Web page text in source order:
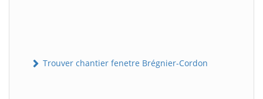
Trouver chantier fenetre Brégnier-Cordon